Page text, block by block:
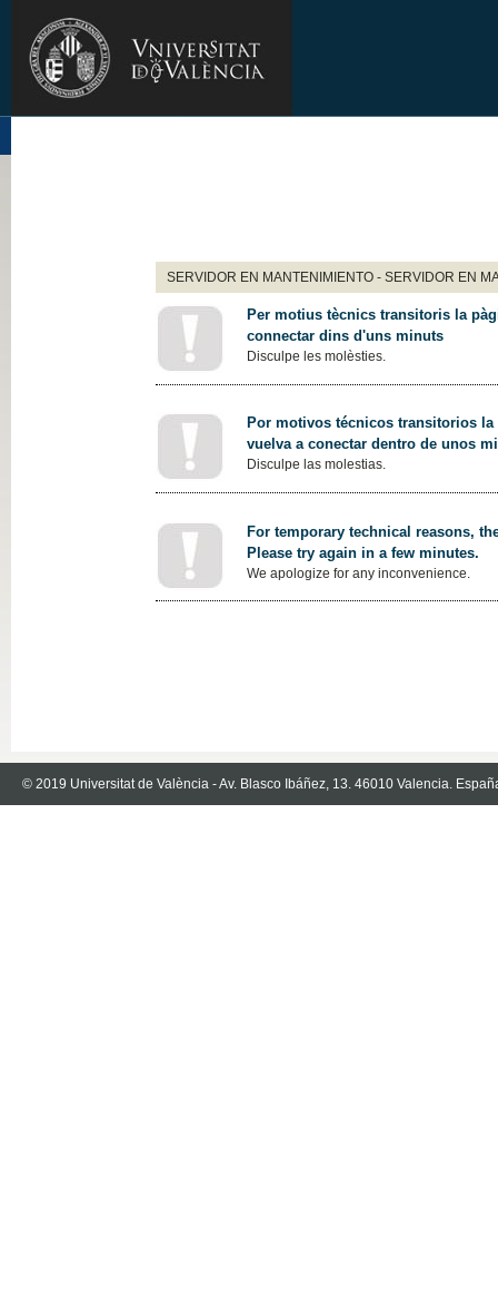
SERVIDOR EN MANTENIMIENTO - SERVIDOR EN
Per motius tècnics transitoris la
connectar dins d'uns minuts
Disculpe les molèsties.
Por motivos técnicos transitorios
vuelva a conectar dentro de unos
Disculpe las molestias.
For temporary technical reasons,
Please try again in a few minutes.
We apologize for any inconvenience.
© 2019 Universitat de València - Av. Blasco Ibáñez, 13. 46010 Valencia.